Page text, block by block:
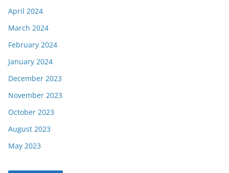
April 2024
March 2024
February 2024
January 2024
December 2023
November 2023
October 2023
August 2023
May 2023